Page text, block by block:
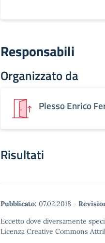
Responsabili
Organizzato da
Plesso Enrico
Risultati
Pubblicato: 07.02.2018 -
Eccetto dove diversamente
Licenza Creative Commons